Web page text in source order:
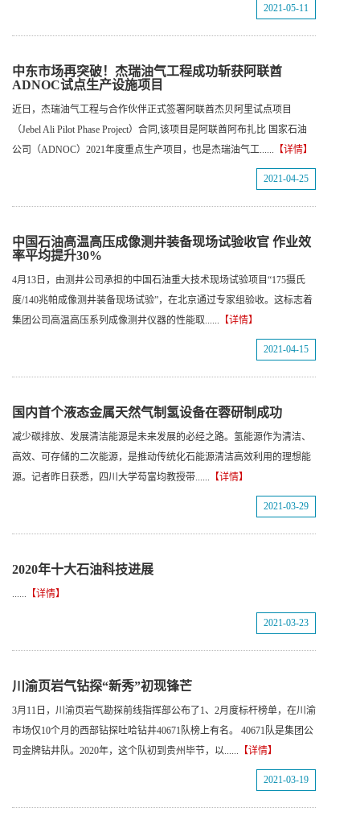
2021-05-11
中东市场再突破！杰瑞油气工程成功斩获阿联酋
ADNOC试点生产设施项目
近日，杰瑞油气工程与合作伙伴正式签署阿联酋杰贝阿里试点项目
（Jebel Ali Pilot Phase Project）合同,该项目是阿联酋阿布扎比 国家石油
公司（ADNOC）2021年度重点生产项目，也是杰瑞油气工...... 【详情】
2021-04-25
中国石油高温高压成像测井装备现场试验收官 作业效
率平均提升30%
4月13日，由测井公司承担的中国石油重大技术现场试验项目“175摄氏
度/140兆帕成像测井装备现场试验”，在北京通过专家组验收。这标志着
集团公司高温高压系列成像测井仪器的性能取...... 【详情】
2021-04-15
国内首个液态金属天然气制氢设备在蓉研制成功
减少碳排放、发展清洁能源是未来发展的必经之路。氢能源作为清洁、
高效、可存储的二次能源，是推动传统化石能源清洁高效利用的理想能
源。记者昨日获悉，四川大学芶富均教授带...... 【详情】
2021-03-29
2020年十大石油科技进展
...... 【详情】
2021-03-23
川渝页岩气钻探“新秀”初现锋芒
3月11日，川渝页岩气勘探前线指挥部公布了1、2月度标杆榜单，在川渝
市场仅10个月的西部钻探吐哈钻井40671队榜上有名。 40671队是集团公
司金牌钻井队。2020年，这个队初到贵州毕节，以...... 【详情】
2021-03-19